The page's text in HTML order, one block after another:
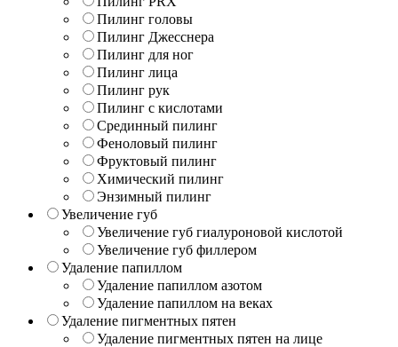
Пилинг головы
Пилинг Джесснера
Пилинг для ног
Пилинг лица
Пилинг рук
Пилинг с кислотами
Срединный пилинг
Феноловый пилинг
Фруктовый пилинг
Химический пилинг
Энзимный пилинг
Увеличение губ
Увеличение губ гиалуроновой кислотой
Увеличение губ филлером
Удаление папиллом
Удаление папиллом азотом
Удаление папиллом на веках
Удаление пигментных пятен
Удаление пигментных пятен на лице